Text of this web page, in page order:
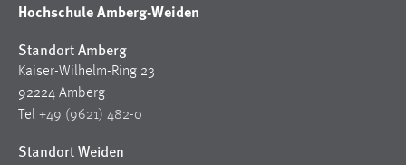
Hochschule Amberg-Weiden
Standort Amberg
Kaiser-Wilhelm-Ring 23
92224 Amberg
Tel +49 (9621) 482-0
Standort Weiden